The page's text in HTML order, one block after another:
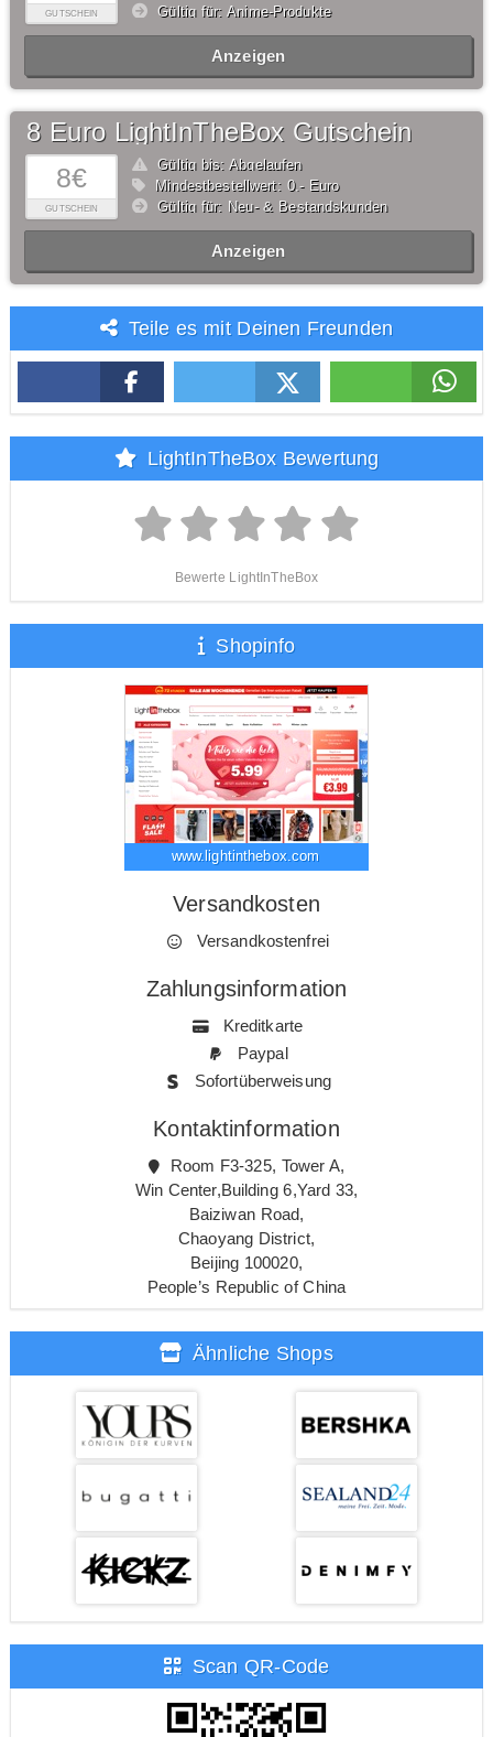
GUTSCHEIN
Gültig für: Anime-Produkte
Anzeigen
8€
GUTSCHEIN
8 Euro LightInTheBox Gutschein
Gültig bis: Abgelaufen
Mindestbestellwert: 0,- Euro
Gültig für: Neu- & Bestandskunden
Anzeigen
Teile es mit Deinen Freunden
LightInTheBox Bewertung
Bewerte LightInTheBox
Shopinfo
www.lightinthebox.com
Versandkosten
Versandkostenfrei
Zahlungsinformation
Kreditkarte
Paypal
Sofortüberweisung
Kontaktinformation
Room F3-325, Tower A,
Win Center,Building 6,Yard 33,
Baiziwan Road,
Chaoyang District,
Beijing 100020,
People’s Republic of China
Ähnliche Shops
Scan QR-Code